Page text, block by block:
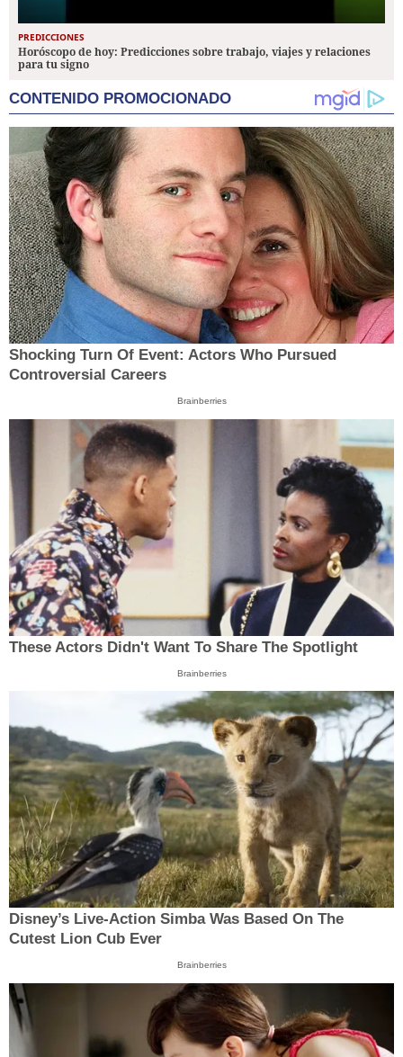
PREDICCIONES
Horóscopo de hoy: Predicciones sobre trabajo, viajes y relaciones
para tu signo
CONTENIDO PROMOCIONADO
Shocking Turn Of Event: Actors Who Pursued
Controversial Careers
Brainberries
These Actors Didn't Want To Share The Spotlight
Brainberries
Disney’s Live-Action Simba Was Based On The
Cutest Lion Cub Ever
Brainberries